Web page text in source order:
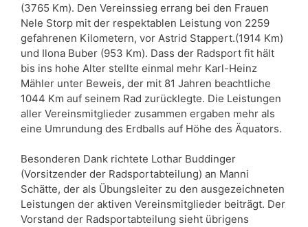
(3765 Km). Den Vereinssieg errang bei den Frauen
Nele Storp mit der respektablen Leistung von 2259
gefahrenen Kilometern, vor Astrid Stappert.(1914 Km)
und Ilona Buber (953 Km). Dass der Radsport fit hält
bis ins hohe Alter stellte einmal mehr Karl-Heinz
Mähler unter Beweis, der mit 81 Jahren beachtliche
1044 Km auf seinem Rad zurücklegte. Die Leistungen
aller Vereinsmitglieder zusammen ergaben mehr als
eine Umrundung des Erdballs auf Höhe des Äquators.
Besonderen Dank richtete Lothar Buddinger
(Vorsitzender der Radsportabteilung) an Manni
Schätte, der als Übungsleiter zu den ausgezeichneten
Leistungen der aktiven Vereinsmitglieder beiträgt. Der
Vorstand der Radsportabteilung sieht übrigens